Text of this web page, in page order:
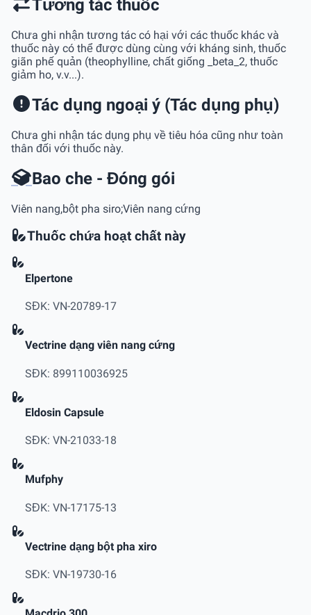
Tương tác thuốc
Chưa ghi nhận tương tác có hại với các thuốc khác và
thuốc này có thể được dùng cùng với kháng sinh, thuốc
giãn phế quản (theophylline, chất giống _beta_2, thuốc
giảm ho, v.v...).
Tác dụng ngoại ý (Tác dụng phụ)
Chưa ghi nhận tác dụng phụ về tiêu hóa cũng như toàn
thân đối với thuốc này.
Bao che - Đóng gói
Viên nang,bột pha siro;Viên nang cứng
Thuốc chứa hoạt chất này
Elpertone
SĐK: VN-20789-17
Vectrine dạng viên nang cứng
SĐK: 899110036925
Eldosin Capsule
SĐK: VN-21033-18
Mufphy
SĐK: VN-17175-13
Vectrine dạng bột pha xiro
SĐK: VN-19730-16